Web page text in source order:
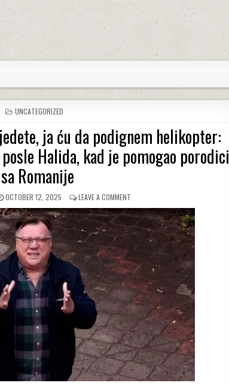
POSTED
IN
UNCATEGORIZED
ja ću da podignem helikopter:
Halida, kad je pomogao porodici
sa Romanije
PUBLISHED
DATE:
OCTOBER 12, 2025 LEAVE A COMMENT
PERO,
AKO
NEMATE
ŠTA
DA
JEDETE,
JA
DA
PODIGNEM
HELIKOPTER:
NAJLEPŠA
PRIČA
KOJA
OSTAJE
POSLE
HALIDA,
KAD